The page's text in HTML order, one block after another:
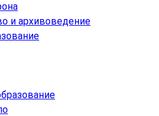
и архивоведение